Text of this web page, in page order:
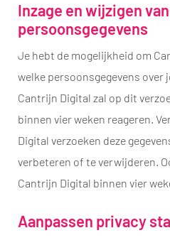
Inzage en wijzigen
persoonsgegevens
Je hebt de mogelijkheid om
welke persoonsgegevens over
Cantrijn Digital zal op dit
binnen vier weken reageren.
Digital verzoeken deze
verbeteren of te verwijderen.
Cantrijn Digital binnen vier
Aanpassen privacy